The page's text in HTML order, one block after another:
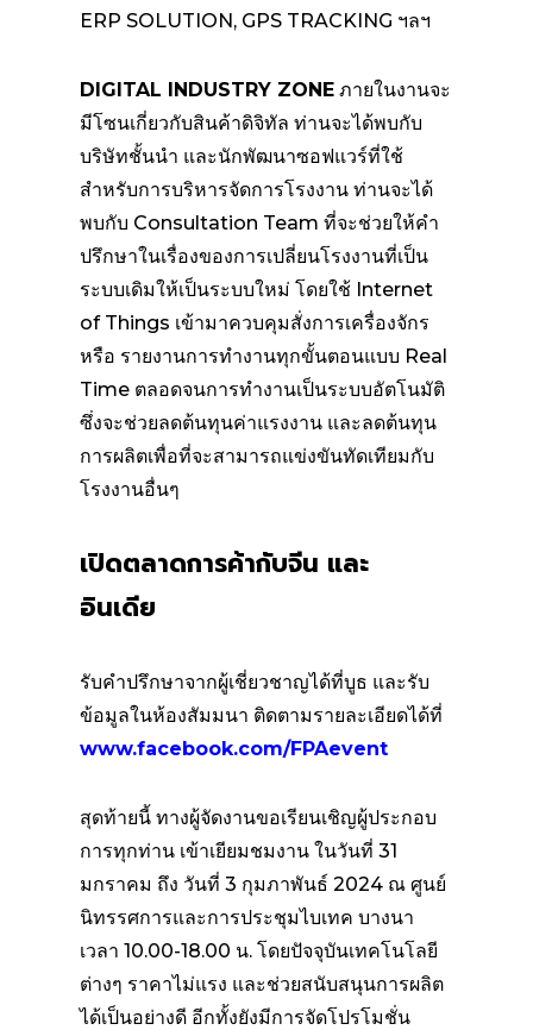
ERP SOLUTION, GPS TRACKING ฯลฯ
DIGITAL INDUSTRY ZONE ภายในงานจะ
มีโซนเกี่ยวกับสินค้าดิจิทัล ท่านจะได้พบกับ
บริษัทชั้นนำ และนักพัฒนาซอฟแวร์ที่ใช้
สำหรับการบริหารจัดการโรงงาน ท่านจะได้
พบกับ Consultation Team ที่จะช่วยให้คำ
ปรึกษาในเรื่องของการเปลี่ยนโรงงานที่เป็น
ระบบเดิมให้เป็นระบบใหม่ โดยใช้ Internet
of Things เข้ามาควบคุมสั่งการเครื่องจักร
หรือ รายงานการทำงานทุกขั้นตอนแบบ Real
Time ตลอดจนการทำงานเป็นระบบอัตโนมัติ
ซึ่งจะช่วยลดต้นทุนค่าแรงงาน และลดต้นทุน
การผลิตเพื่อที่จะสามารถแข่งขันทัดเทียมกับ
โรงงานอื่นๆ
เปิดตลาดการค้ากับจีน และ
อินเดีย
รับคำปรึกษาจากผู้เชี่ยวชาญได้ที่บูธ และรับ
ข้อมูลในห้องสัมมนา ติดตามรายละเอียดได้ที่
www.facebook.com/FPAevent
สุดท้ายนี้ ทางผู้จัดงานขอเรียนเชิญผู้ประกอบ
การทุกท่าน เข้าเยียมชมงาน ในวันที่ 31
มกราคม ถึง วันที่ 3 กุมภาพันธ์ 2024 ณ ศูนย์
นิทรรศการและการประชุมไบเทค บางนา
เวลา 10.00-18.00 น. โดยปัจจุบันเทคโนโลยี
ต่างๆ ราคาไม่แรง และช่วยสนับสนุนการผลิต
ได้เป็นอย่างดี อีกทั้งยังมีการจัดโปรโมชั่น